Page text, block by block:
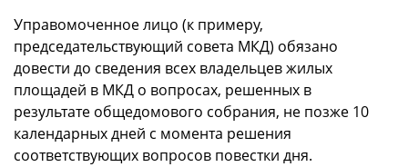
Управомоченное лицо (к примеру,
председательствующий совета МКД) обязано
довести до сведения всех владельцев жилых
площадей в МКД о вопросах, решенных в
результате общедомового собрания, не позже 10
календарных дней с момента решения
соответствующих вопросов повестки дня.